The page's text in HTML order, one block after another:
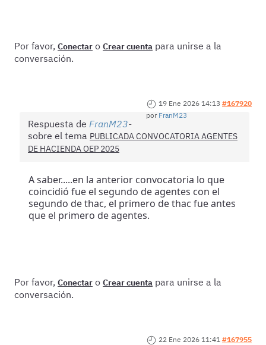
Por favor, Conectar o Crear cuenta para unirse a la
conversación.
19 Ene 2026 14:13 #167920
por FranM23
Respuesta de FranM23
sobre el tema PUBLICADA CONVOCATORIA AGENTES
DE HACIENDA OEP 2025
A saber.....en la anterior convocatoria lo que
coincidió fue el segundo de agentes con el
segundo de thac, el primero de thac fue antes
que el primero de agentes.
Por favor, Conectar o Crear cuenta para unirse a la
conversación.
22 Ene 2026 11:41 #167955